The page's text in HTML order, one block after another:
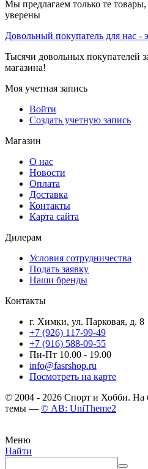
Мы предлагаем только те
уверены
Довольный покупатель для нас -
Тысячи довольных покупателей
магазина!
Моя учетная запись
Войти
Создать учетную запись
Магазин
О нас
Новости
Оплата
Доставка
Контакты
Карта сайта
Дилерам
Условия сотрудничества
Подать заявку
Наши бренды
Контакты
г. Химки, ул. Парковая, д. 8
+7 (926) 117-99-49
+7 (916) 588-09-55
Пн-Пт 10.00 - 19.00
info@fasrshop.ru
Посмотреть на карте
© 2004 - 2026 Спорт и Хобби. На
темы — © AB: UniTheme2
Меню
Найти